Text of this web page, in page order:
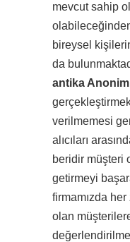
mevcut sahip
bireysel
da
antika
verilmemesi
alıcıları
beridir müşteri
getirmeyi
firmamızda her
olan
değerlendirilme